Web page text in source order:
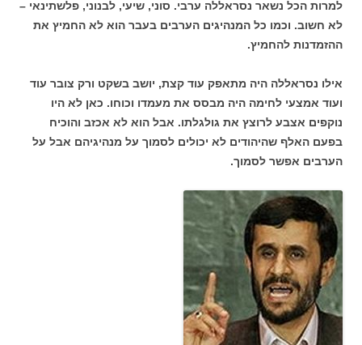
למרות הכל נשאר נסראללה ערבי. סוני, שיעי, לבנוני, פלשתינאי –
לא חשוב. וכמו כל המנהיגים הערבים בעבר הוא לא החמיץ את
ההזמדנות להחמיץ.
אילו נסראללה היה מתאפק עוד קצת, יושב בשקט ורק צובר עוד
ועוד אמצעי לחימה היה מבסס את מעמדו וכוחו. כאן לא היו
נוקפים אצבע לרוצץ את גולגלתו. אבל הוא לא אכזב והוכיח
בפעם האלף שהיהודים לא יכולים לסמוך על מנהיגיהם אבל על
הערבים אפשר לסמוך.